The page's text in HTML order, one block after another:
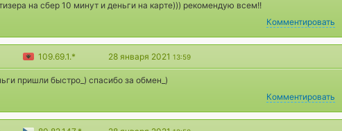
на сбер 10 минут и деньги на карте))) рекомендую всем!!
Комментировать
109.69.1.* 28 января 2021 13:59
пришли быстро_) спасибо за обмен_)
Комментировать